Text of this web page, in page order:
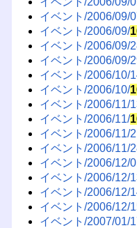
イベント/2006/09/
イベント/2006/09/
イベント/2006/09/
イベント/2006/09/
イベント/2006/10/
イベント/2006/10/
イベント/2006/11/
イベント/2006/11/
イベント/2006/11/
イベント/2006/11/
イベント/2006/12/
イベント/2006/12/
イベント/2006/12/
イベント/2006/12/
イベント/2007/01/